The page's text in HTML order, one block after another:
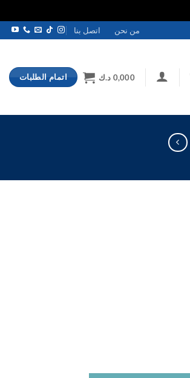
من نحن اتصل بنا
0,000 د.ك اتمام الطلبات